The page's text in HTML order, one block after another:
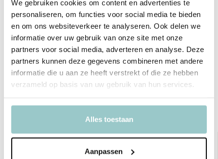
We gebruiken cookies om content en advertenties te
personaliseren, om functies voor social media te bieden
en om ons websiteverkeer te analyseren. Ook delen we
informatie over uw gebruik van onze site met onze
partners voor social media, adverteren en analyse. Deze
partners kunnen deze gegevens combineren met andere
informatie die u aan ze heeft verstrekt of die ze hebben
verzameld op basis van uw gebruik van hun services.
Alles toestaan
Aanpassen
EAN
Merk Jellycat
Leeftijd vanaf 1 jaar
Delen
Bekijk ook deze must-haves